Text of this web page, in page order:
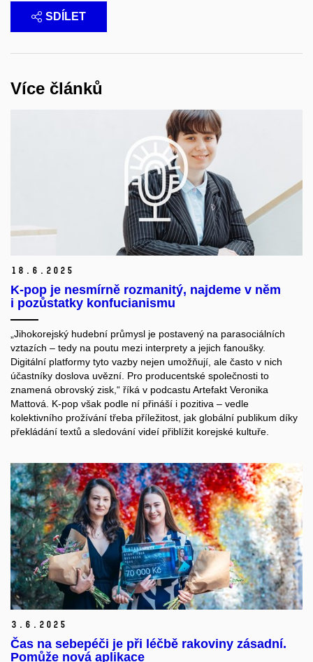
SDÍLET
Více článků
18. 6. 2025
K-pop je nesmírně rozmanitý, najdeme v něm
i pozůstatky konfucianismu
„Jihokorejský hudební průmysl je postavený na parasociálních
vztazích – tedy na poutu mezi interprety a jejich fanoušky.
Digitální platformy tyto vazby nejen umožňují, ale často v nich
účastníky doslova uvězní. Pro producentské společnosti to
znamená obrovský zisk,“ říká v podcastu Artefakt Veronika
Mattová. K-pop však podle ní přináší i pozitiva – vedle
kolektivního prožívání třeba příležitost, jak globální publikum díky
překládání textů a sledování videí přiblížit korejské kultuře.
3. 6. 2025
Čas na sebepéči je při léčbě rakoviny zásadní.
Pomůže nová aplikace